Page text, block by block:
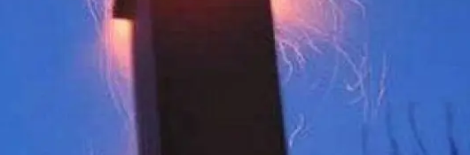
Во Всех Супермаркетах Заработали Уже
Екатеринбурга Больше Нельзя